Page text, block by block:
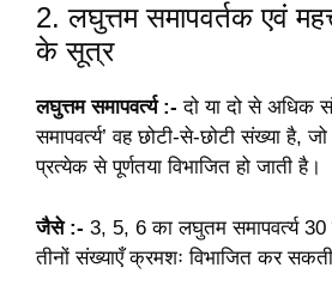
2. लघुत्तम समापवर्तक एवं
के सूत्र
लघुत्तम समापवर्त्य :- दो या दो से अधिक
समापवर्त्य’ वह छोटी-से-छोटी संख्या है,
प्रत्येक से पूर्णतया विभाजित हो जाती है।
जैसे :- 3, 5, 6 का लघुतम समापवर्त्य
तीनों संख्याएँ क्रमशः विभाजित कर